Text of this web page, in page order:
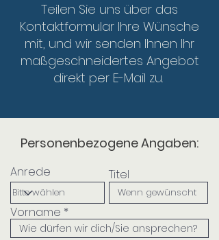
Teilen Sie uns über das
Kontaktformular Ihre Wünsche
mit, und wir senden Ihnen Ihr
maßgeschneidertes Angebot
direkt per E-Mail zu.
Personenbezogene Angaben:
Anrede Titel
Vorname